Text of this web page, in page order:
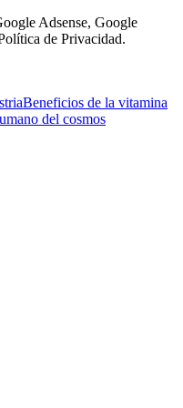
Adsense, Google
de Privacidad.
Beneficios de la vitamina
del cosmos